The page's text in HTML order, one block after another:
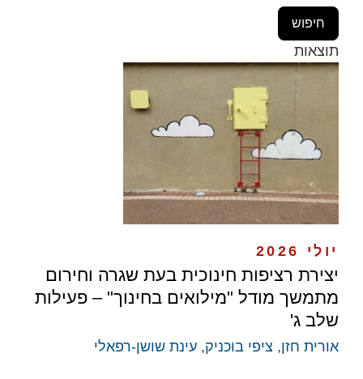
תוצאות
יולי 2026
יצירת רציפות חינוכית בעת שגרה וחירום
מתמשך מודל "מילואים בחינוך" – פעילות
שלב ג'
אורית חזן, ציפי בוכניק, עינת שושן-רפאלי